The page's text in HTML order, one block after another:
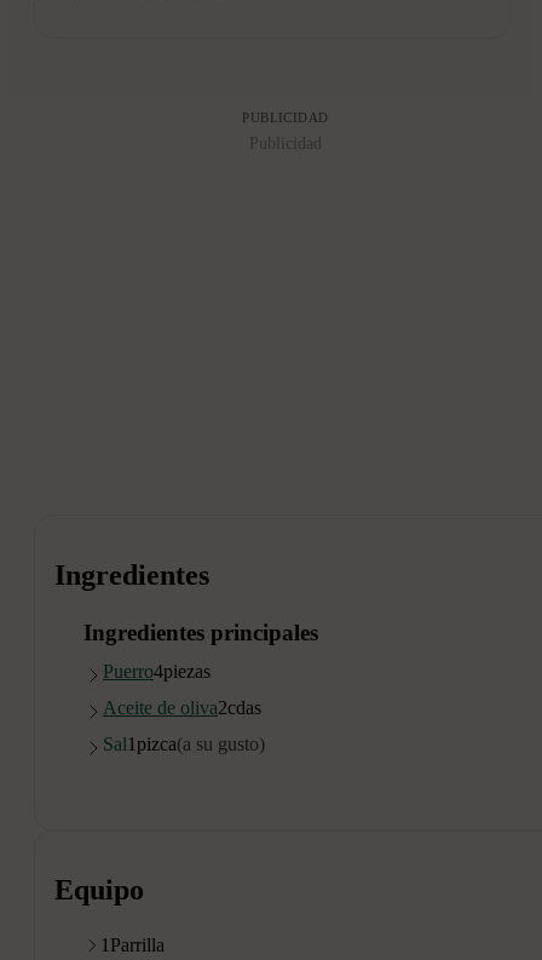
PUBLICIDAD
Publicidad
Ingredientes
Ingredientes principales
Puerro4piezas
Aceite de oliva2cdas
Sal1 pizca(a su gusto)
Equipo
1 Parrilla